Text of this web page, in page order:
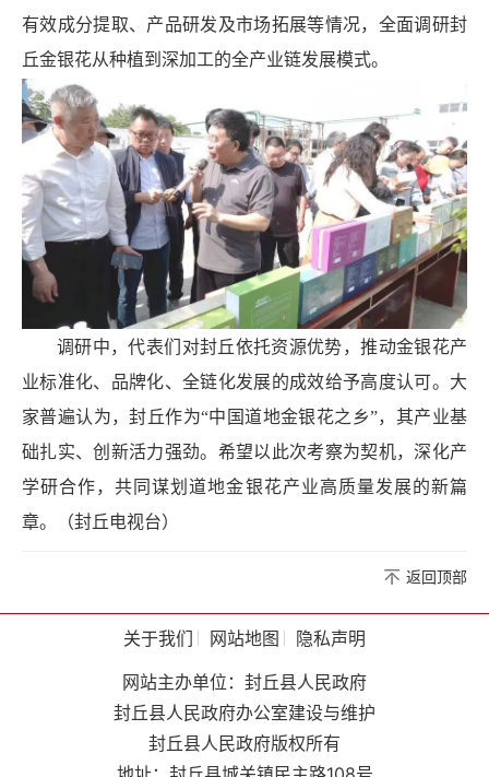
有效成分提取、产品研发及市场拓展等情况，全面调研封
丘金银花从种植到深加工的全产业链发展模式。
调研中，代表们对封丘依托资源优势，推动金银花产
业标准化、品牌化、全链化发展的成效给予高度认可。大
家普遍认为，封丘作为“中国道地金银花之乡”，其产业基
础扎实、创新活力强劲。希望以此次考察为契机，深化产
学研合作，共同谋划道地金银花产业高质量发展的新篇
章。（封丘电视台）
返回顶部
关于我们 网站地图
隐私声明
网站主办单位：封丘县人民政府
封丘县人民政府办公室建设与维护
封丘县人民政府版权所有